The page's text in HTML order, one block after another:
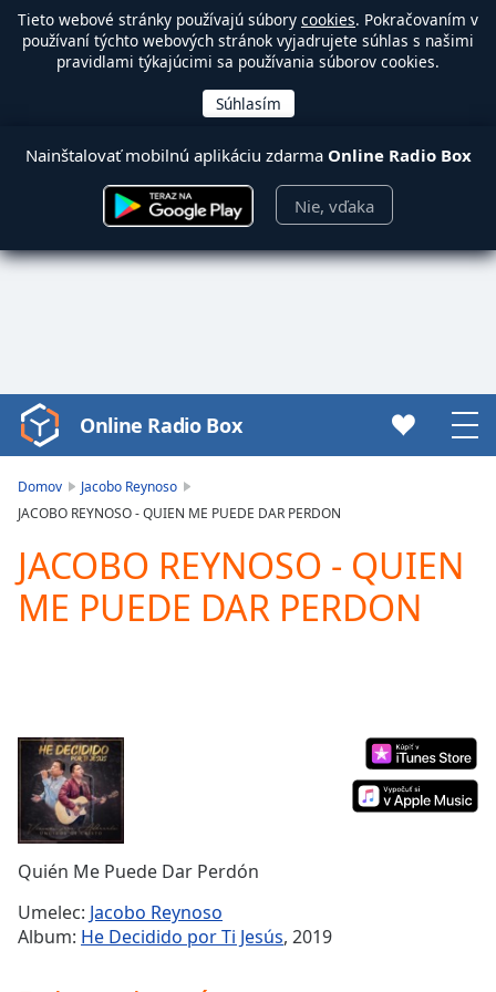
Tieto webové stránky používajú súbory cookies. Pokračovaním v
používaní týchto webových stránok vyjadrujete súhlas s našimi
pravidlami týkajúcimi sa používania súborov cookies.
Nainštalovať mobilnú aplikáciu zdarma Online Radio Box
Nie, vďaka
Video
Player
loading.
Video
Play
Skip
Backward
Time0:00
Duration-:-
Loaded:
0.00%
TypeLIVE
Seek to
live,
currently
Online Radio Box
Domov
Jacobo Reynoso
JACOBO REYNOSO - QUIEN ME PUEDE DAR PERDON
JACOBO REYNOSO - QUIEN
ME PUEDE DAR PERDON
Quién Me Puede Dar Perdón
Umelec: Jacobo Reynoso
Album: He Decidido por Ti Jesús, 2019